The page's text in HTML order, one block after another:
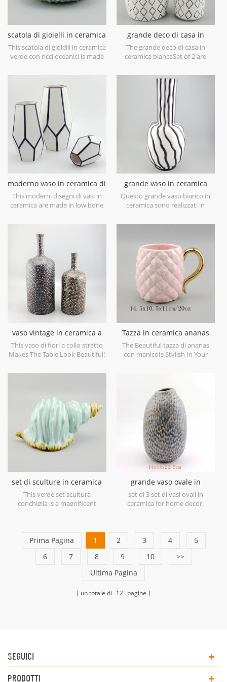
scatola di gioielli in ceramica
verde con ricci oceanici
This scatola di gioielli in ceramica
verde con ricci oceanici is made
storage or dry food and goods.
Microwave safe and food safe.
grande deco di casa in
ceramica bianca
The grande deco di casa in
ceramica biancaSet of 2 are
porcelain,is snow white with
transparent glaze on the
surface,different from the white
glaze finish. Is much more
beautiful,precious and high
value.
moderno vaso in ceramica di
design bianco e nero
This moderni disegni di vasi in
ceramica are made in low bone
for your home decorative
objects. Can be sold individually.
grande vaso in ceramica
bianca con linee di vernice
nera a mano
Questo grande vaso bianco in
ceramica sono realizzati in
contenuto di ossa, ottimo per la
di nozze. può essere venduto
singolarmente
vaso vintage in ceramica a
collo stretto
This vaso di fiori a collo stretto
Makes The Table Look Beautiful!
Tazza in ceramica ananas
con manico dorato
The Beautiful tazza di ananas
con manicoIs Stylish In Your
set di sculture in ceramica
verde con guscio
This verde set scultura
conchiglia is a magnificent
grande vaso ovale in
ceramica blu antico
set di 3 set di vasi ovali in
ceramica for home decor.
Prima Pagina 1 2 3 4
5
6
7 8 9 10
>>
Ultima Pagina
un totale di 12 pagine
SEGUICI
PRODOTTI